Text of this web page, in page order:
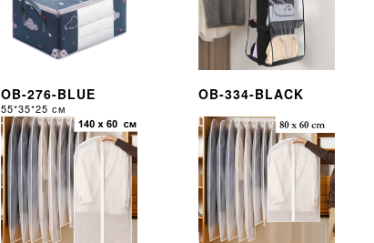
OB-276-BLUE
55*35*25 см
OB-334-BLACK